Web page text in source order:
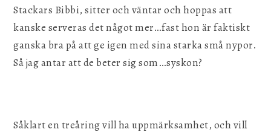
Stackars Bibbi, sitter och väntar och hoppas att
kanske serveras det något mer…fast hon är faktiskt
ganska bra på att ge igen med sina starka små nypor.
Så jag antar att de beter sig som…syskon?
Såklart en treåring vill ha uppmärksamhet, och vill